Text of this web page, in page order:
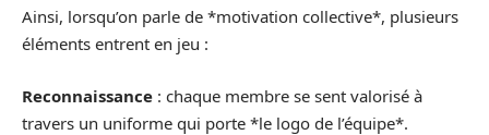
Ainsi, lorsqu’on parle de *motivation collective*, plusieurs
éléments entrent en jeu :
Reconnaissance : chaque membre se sent valorisé à
travers un uniforme qui porte *le logo de l’équipe*.